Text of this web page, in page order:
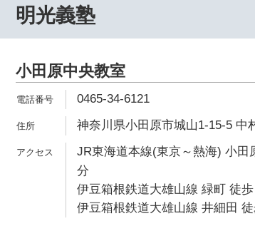
明光義塾
小田原中央教室
0465-34-6121
神奈川県小田原市城山1-15-5 中
JR東海道本線(東京～熱海) 小田
分
伊豆箱根鉄道大雄山線 緑町 徒
伊豆箱根鉄道大雄山線 井細田